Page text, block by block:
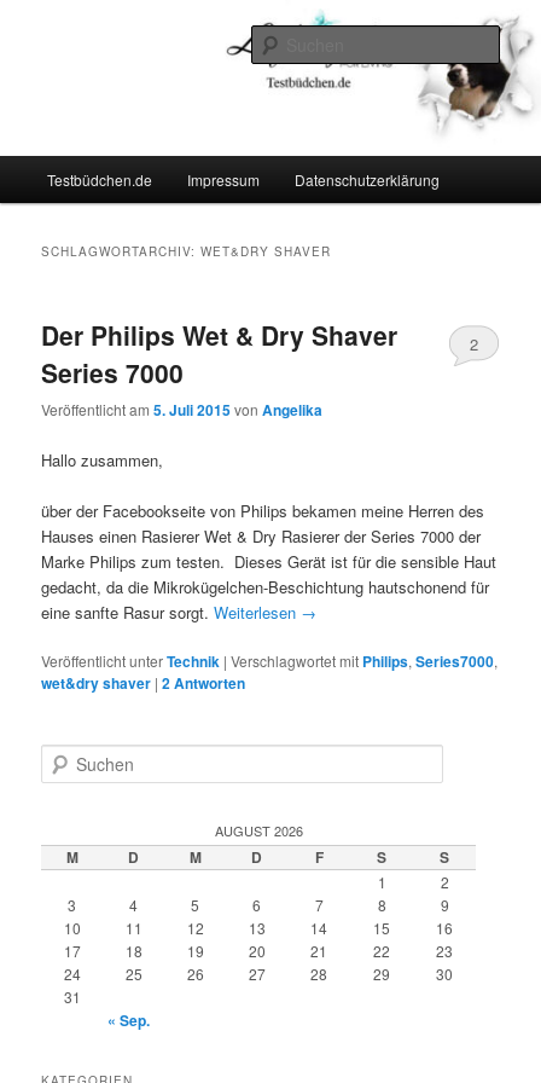
Testbüdchen.de Impressum Datenschutzerklärung
SCHLAGWORTARCHIV:WET&DRY SHAVER
Der Philips Wet & Dry Shaver
Series 7000
Veröffentlicht am5. Juli 2015vonAngelika
2
Hallo zusammen,
über der Facebookseite von Philips bekamen meine Herren des
Hauses einen Rasierer Wet & Dry Rasierer der Series 7000 der
Marke Philips zum testen. Dieses Gerät ist für die sensible Haut
gedacht, da die Mikrokügelchen-Beschichtung hautschonend für
eine sanfte Rasur sorgt.Weiterlesen →
Veröffentlicht unterTechnik |Verschlagwortet mit Philips,Series7000,
wet&dry shaver |2Antworten
u
e
n
AUGUST 2026
M D M D F S S
1
2
3
4 5 6 7 8
9
10
11 12 13 14 15
16
17
18 19 20 21 22
23
24
25 26 27 28 29
30
31
« Sep.